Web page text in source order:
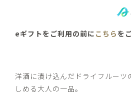
eギフトをご利用の前に こちらを
洋酒に漬け込んだドライフルーツ
しめる大人の一品。